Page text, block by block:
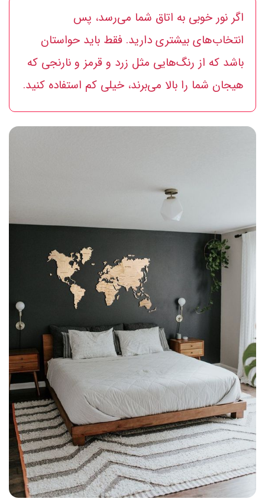
اگر نور خوبی به اتاق شما می‌رسد، پس
انتخاب‌های بیشتری دارید. فقط باید حواستان
باشد که از رنگ‌هایی مثل زرد و قرمز و نارنجی که
هیجان شما را بالا می‌برند، خیلی کم استفاده کنید.